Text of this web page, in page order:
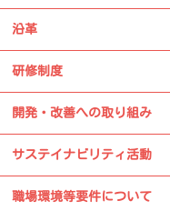
沿革
研修制度
開発・改善への取り組み
サステイナビリティ活動
職場環境等要件について